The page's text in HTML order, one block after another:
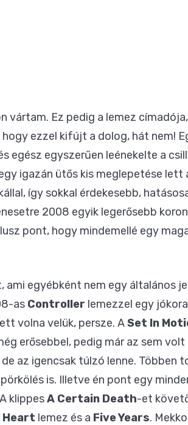
Ez pedig a lemez
ezzel kifújt a dolog, hát nem!
egész egyszerűen leénekelte a
igazán ütős kis meglepetése lett
így sokkal érdekesebb,
2008 egyik legerősebb
pont, hogy mindemellé egy
egyébként nem egy általános
as Controller lemezzel egy
volna velük, persze. ASet In
erősebbel, pedig már az sem
az igencsak túlzó lenne. Többen
is. Illetve én pont egy
klippesA Certain Death-et
Heart lemez és a Five Years.